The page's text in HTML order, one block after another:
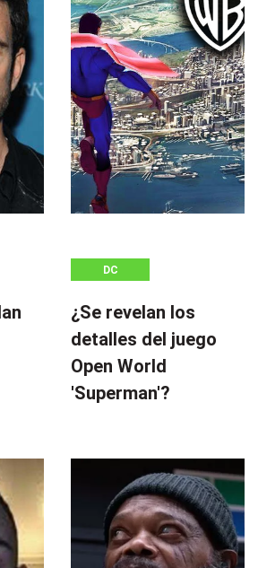
DC
¿Se revelan los
detalles del juego
Open World
'Superman'?